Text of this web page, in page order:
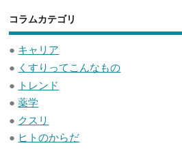
コラムカテゴリ
● キャリア
● くすりってこんなもの
● トレンド
●薬学
● クスリ
● ヒトのからだ